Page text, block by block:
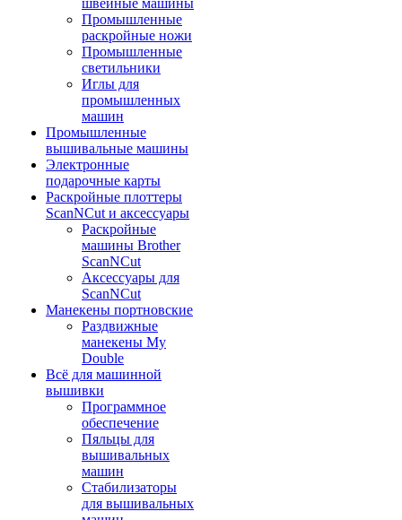
швейные машины
Промышленные
раскройные ножи
Промышленные
светильники
Иглы для
промышленных
машин
Промышленные
вышивальные машины
Электронные
подарочные карты
Раскройные плоттеры
ScanNCut и аксессуары
Раскройные
машины Brother
ScanNCut
Аксессуары для
ScanNCut
Манекены портновские
Раздвижные
манекены My
Double
Всё для машинной
вышивки
Программное
обеспечение
Пяльцы для
вышивальных
машин
Стабилизаторы
для вышивальных